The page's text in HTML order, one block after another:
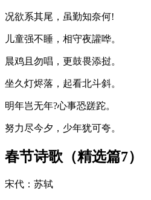
况欲系其尾，虽勤知奈何!
儿童强不睡，相守夜讙哗。
晨鸡且勿唱，更鼓畏添挝。
坐久灯烬落，起看北斗斜。
明年岂无年?心事恐蹉跎。
努力尽今夕，少年犹可夸。
春节诗歌（精选篇7）
宋代：苏轼